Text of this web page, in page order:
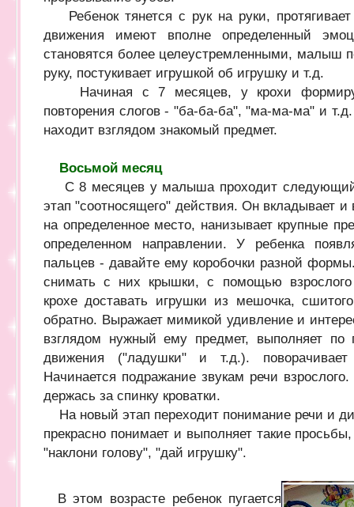
Ребенок тянется с рук на руки,
движения имеют вполне определенный
становятся более целеустремленными, малыш
руку, постукивает игрушкой об игрушку и т.д.
Начиная с 7 месяцев, у крохи
повторения слогов - "ба-ба-ба", "ма-ма-ма" и
находит взглядом знакомый предмет.
Восьмой месяц
С 8 месяцев у малыша проходит следующий
этап "соотносящего" действия. Он вкладывает
на определенное место, нанизывает крупные
определенном направлении. У ребенка
пальцев - давайте ему коробочки разной
снимать с них крышки, с помощью
крохе доставать игрушки из мешочка,
обратно. Выражает мимикой удивление и
взглядом нужный ему предмет, выполняет по
движения ("ладушки" и т.д.).
Начинается подражание звукам речи
держась за спинку кроватки.
На новый этап переходит понимание речи и
прекрасно понимает и выполняет такие
"наклони голову", "дай игрушку".
В этом возрасте ребенок пугается